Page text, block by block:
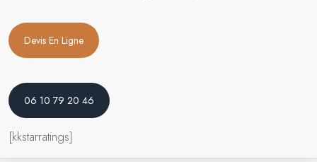
Devis En Ligne
06 10 79 20 46
[kkstarratings]